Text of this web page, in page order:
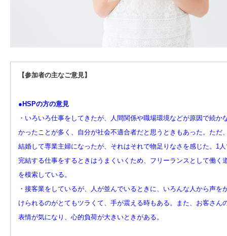
【参加者の主なご意見】
●HSPの方の意見
・いろいろ仕事をしてきたが、人間関係や職場環境などが原因で続か
かったことが多く、自分が社会不適合者だと思うときもあった。ただ
結婚して専業主婦になったが、それはそれで物足りなさを感じた。1
完結する仕事をするときはうまくいくため、フリーランスとして働く
を模索している。
・接客業をしているが、人が並んでいるときに、いろんな人から声を
けられるのがとてもツラくて、手が震える時もある。また、お客さん
表情が気になり、心的負荷が大きいときがある。